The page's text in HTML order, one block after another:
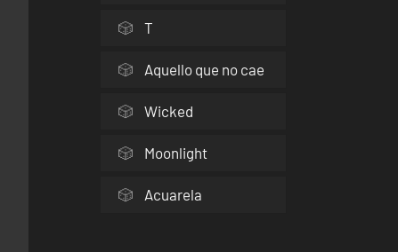
T
Aquello que no cae
Wicked
Moonlight
Acuarela